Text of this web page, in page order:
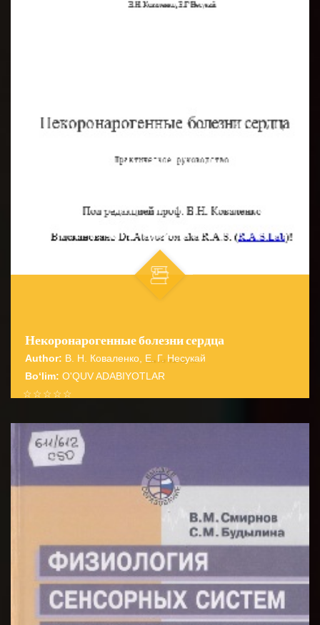
Некоронарогенные болезни сердца
Author: В. Н. Коваленко, Е. Г. Несукай
Bo‘lim: O'QUV ADABIYOTLAR
☆
☆
☆
☆
☆
В книге изложены современные взгляды на
некоронарогенные болезни сердца, даны их
систематизация и методологические подхо...
BATAFSIL...